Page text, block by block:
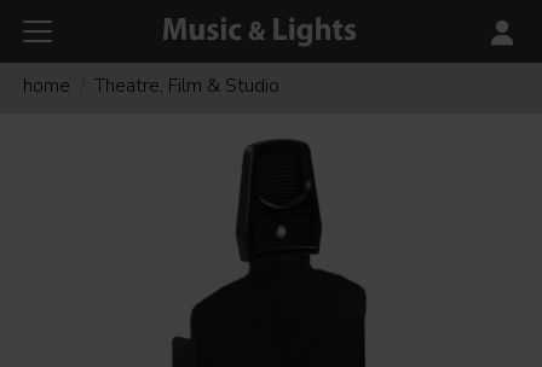
home Theatre, Film & Studio